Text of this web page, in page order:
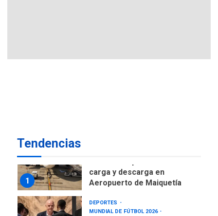
Tendencias
2
MUNDIAL DE FÚTBOL 2026
TITULARES
ÚLTIMA HORA
La FIFA se «disculpa» por